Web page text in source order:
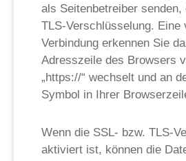
als Seitenbetreiber senden,
TLS-Verschlüsselung. Eine
Verbindung erkennen Sie
Adresszeile des Browsers
„https://“ wechselt und an
Symbol in Ihrer
Wenn die SSL- bzw. TLS-
aktiviert ist, können die